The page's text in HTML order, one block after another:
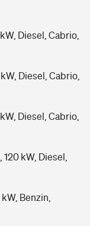
Diesel, Cabrio,
Diesel, Cabrio,
Diesel, Cabrio,
kW, Diesel,
Benzin,